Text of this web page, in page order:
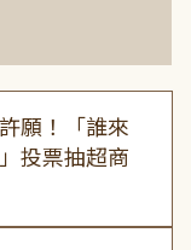
願！「誰來
投票抽超商